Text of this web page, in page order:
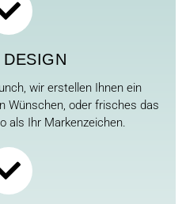
wir erstellen Ihnen ein
Wünschen, oder frisches das
als Ihr Markenzeichen.